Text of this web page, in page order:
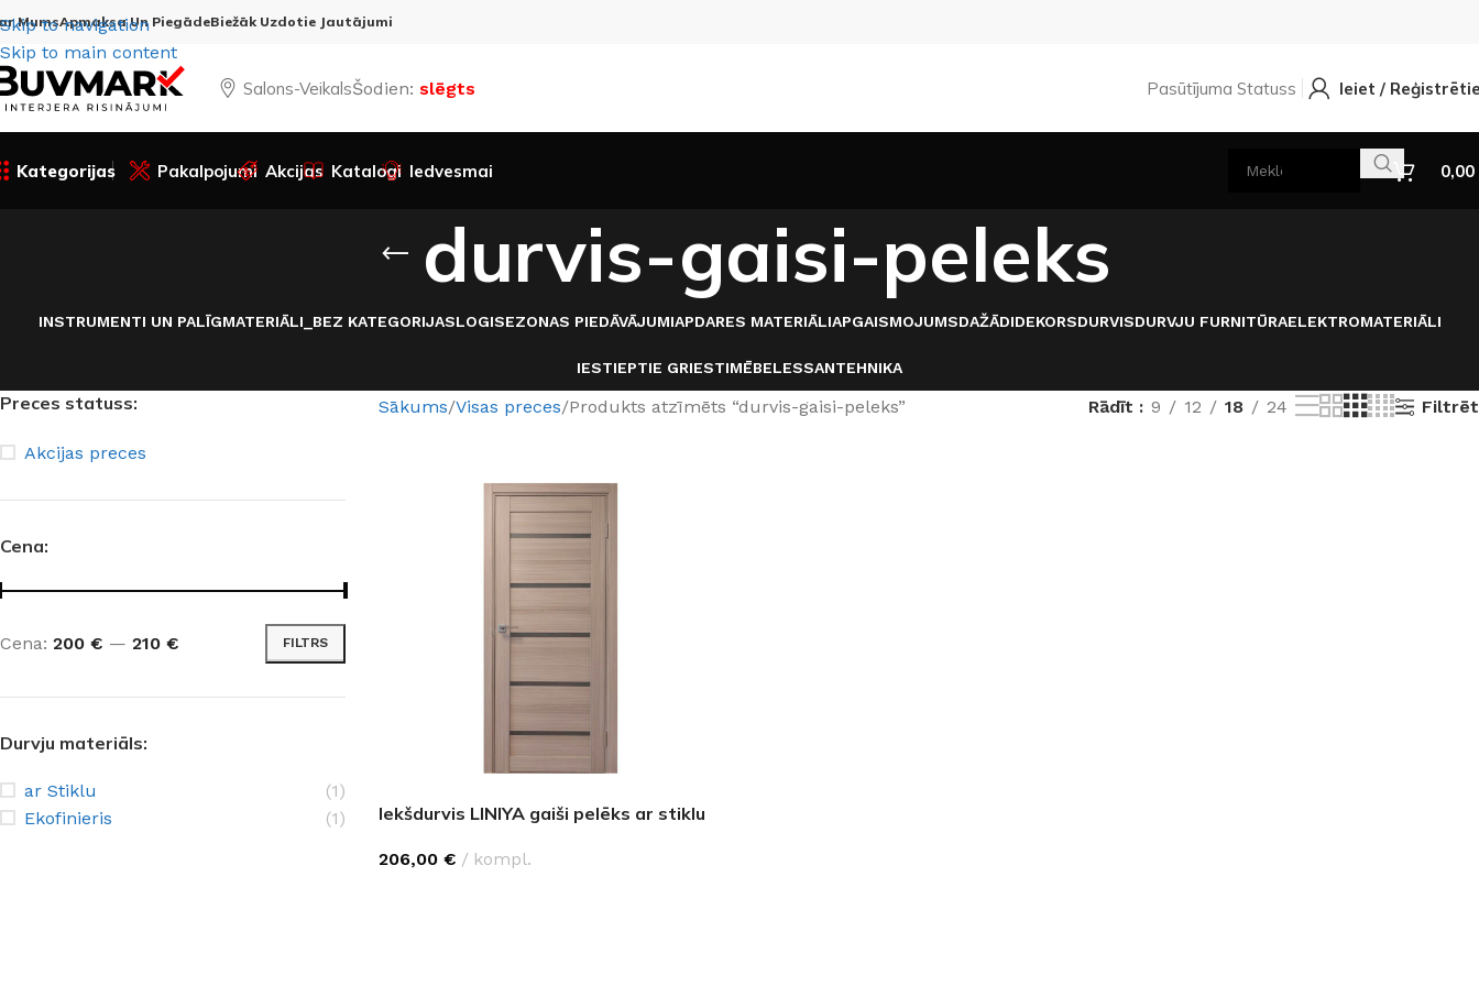
Skip to navigation
Skip to main content
MumsApmaksa Un PiegādeBiežāk Uzdotie Jautājumi
Salons-VeikalsŠodien: slēgts Pasūtījuma Statuss Ieiet /
Kategorijas Pakalpojumi Akcijas Katalogi Iedvesmai 0,00
durvis-gaisi-peleks
INSTRUMENTI UN PALĪGMATERIĀLI _BEZ KATEGORIJASLOGISEZONAS PIEDĀVĀJUMIAPDARES MATERIĀLIAPGAISMOJUMSDAŽĀDIDEKORSDURVISDURVJU FURNITŪRAELEKTROMATERIĀLI
IESTIEPTIE GRIESTIMĒBELESSANTEHNIKA
Preces statuss:
Akcijas preces
Cena:
FILTRS
Cena: 200 € — 210 €
Durvju materiāls:
ar Stiklu
(1)
Ekofinieris
(1)
Sākums Visas preces Produkts atzīmēts “durvis-gaisi-peleks” Rādīt 9 12 18 24 Filtrēt
Iekšdurvis LINIYA gaiši pelēks ar stiklu
206,00 € kompl.